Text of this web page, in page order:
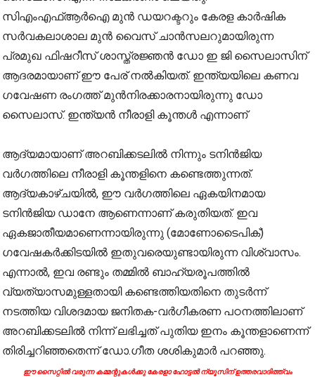
സിഎംഎഫ്ആർഐ മുൻ ഡയറക്ടറും കേരള കാർഷിക
സർവകലാശാല മുൻ വൈസ് ചാൻസലറുമായിരുന്ന
പ്രമുഖ ഫിഷറീസ് ശാസ്ത്രജ്ഞൻ ഡോ ഇ ജി സൈലാസിന്
ആദരമായാണ് ഈ പേര് നൽകിയത്. ഇന്ത്യയിലെ കണവ
ഗവേഷണ രംഗത്ത് മുൻനിരക്കാരനായിരുന്നു ഡോ
സൈലാസ്. ഇന്ത്യൻ നീരാളി കൂന്തൾ എന്നാണ്
ആദ്യമായാണ് അറബിക്കടലിൽ നിന്നും ടനിൻജിയ
വർഗത്തിലെ നീരാളി കൂന്തളിനെ കണ്ടെത്തുന്നത്.
ആദ്യകാഴ്ചയിൽ, ഈ വർഗത്തിലെ ഏകയിനമായ
ടനിൻജിയ ഡാനേ ആണെന്നാണ് കരുതിയത്. ഇവ
ഏകജാതീയമാണെന്നായിരുന്നു (മോണോടൈപിക്)
ഗവേഷകർക്കിടയിൽ ഇതുവരെയുണ്ടായിരുന്ന വിശ്വാസം.
എന്നാൽ, ഇവ രണ്ടും തമ്മിൽ ബാഹ്യരൂപത്തിൽ
വ്യത്യാസമുള്ളതായി കണ്ടെത്തിയതിനെ തുടർന്ന്
നടത്തിയ വിശദമായ ജനിതക-വർഗീകരണ പഠനത്തിലാണ്
അറബിക്കടലിൽ നിന്ന് ലഭിച്ചത് പുതിയ ഇനം കൂന്തളാണെന്ന്
തിരിച്ചറിഞ്ഞതെന്ന് ഡോ.ഗീത ശശികുമാർ പറഞ്ഞു.
ഈ സൈറ്റിൽ വരുന്ന കമ്മന്റുകൾക്കു കേരളാ ഹോട്ടൽ ന്യൂസിന് ഉത്തരവാദിത്ത്വം